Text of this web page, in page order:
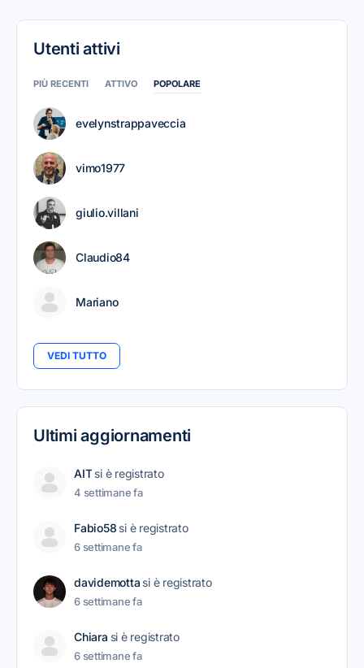
Utenti attivi
PIÙ RECENTI ATTIVO POPOLARE
evelynstrappaveccia
vimo1977
giulio.villani
Claudio84
Mariano
VEDI TUTTO
Ultimi aggiornamenti
AIT si è registrato
4 settimane fa
Fabio58 si è registrato
6 settimane fa
davidemotta si è registrato
6 settimane fa
Chiara si è registrato
6 settimane fa